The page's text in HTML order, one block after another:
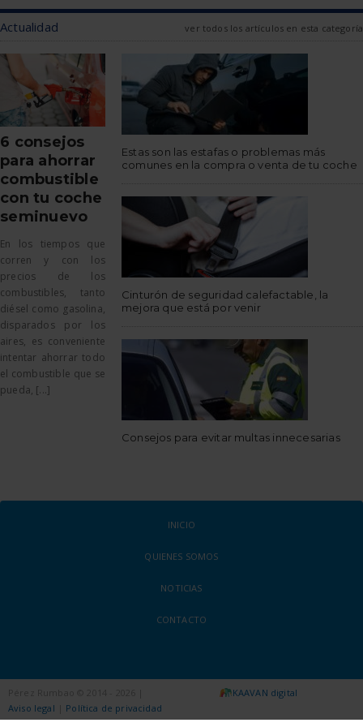
Actualidad ver todos los artículos en esta categoría
6 consejos
para ahorrar
combustible
con tu coche
seminuevo
En los tiempos que
corren y con los
precios de los
combustibles, tanto
diésel como gasolina,
disparados por los
aires, es conveniente
intentar ahorrar todo
el combustible que se
pueda, [...]
Estas son las estafas o problemas más
comunes en la compra o venta de tu coche
Cinturón de seguridad calefactable, la
mejora que está por venir
Consejos para evitar multas innecesarias
INICIO
QUIENES SOMOS
NOTICIAS
CONTACTO
Aviso legal
Política de privacidad
KAAVAN digital